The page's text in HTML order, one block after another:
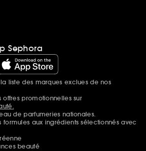
Sephora
liste des marques exclues de nos
promotionnelles sur
de parfumeries nationales.
formules aux ingrédients sélectionnés avec
beauté